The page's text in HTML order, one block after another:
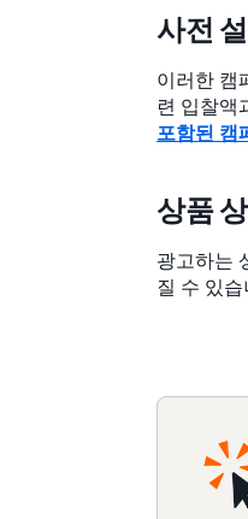
사전
이러한 캠
련 입찰액
포함된 캠
상품
광고하는
질 수 있